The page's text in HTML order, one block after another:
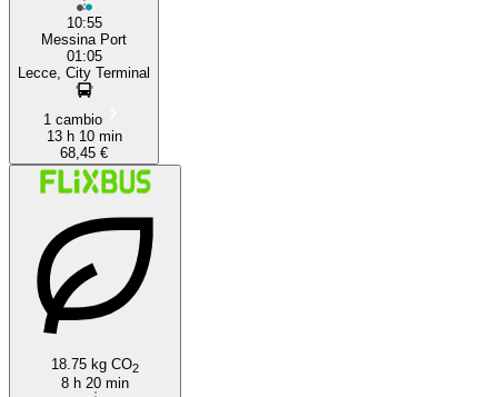
10:55
Messina Port
01:05
Lecce, City Terminal
1 cambio
13 h 10 min
68,45 €
18.75 kg CO2
8 h 20 min